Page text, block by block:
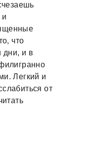
и
что
дни, и в
Легкий и
от